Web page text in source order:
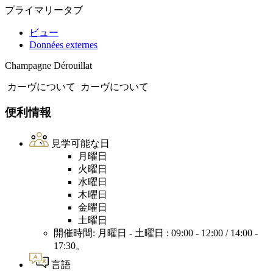
プライマリータブ
ビュー
Données externes
Champagne Dérouillat
カーヴについて カーヴについて
便利情報
見学可能な日
月曜日
火曜日
水曜日
木曜日
金曜日
土曜日
開催時間: 月曜日 - 土曜日 : 09:00 - 12:00 / 14:00 -
17:30。
言語